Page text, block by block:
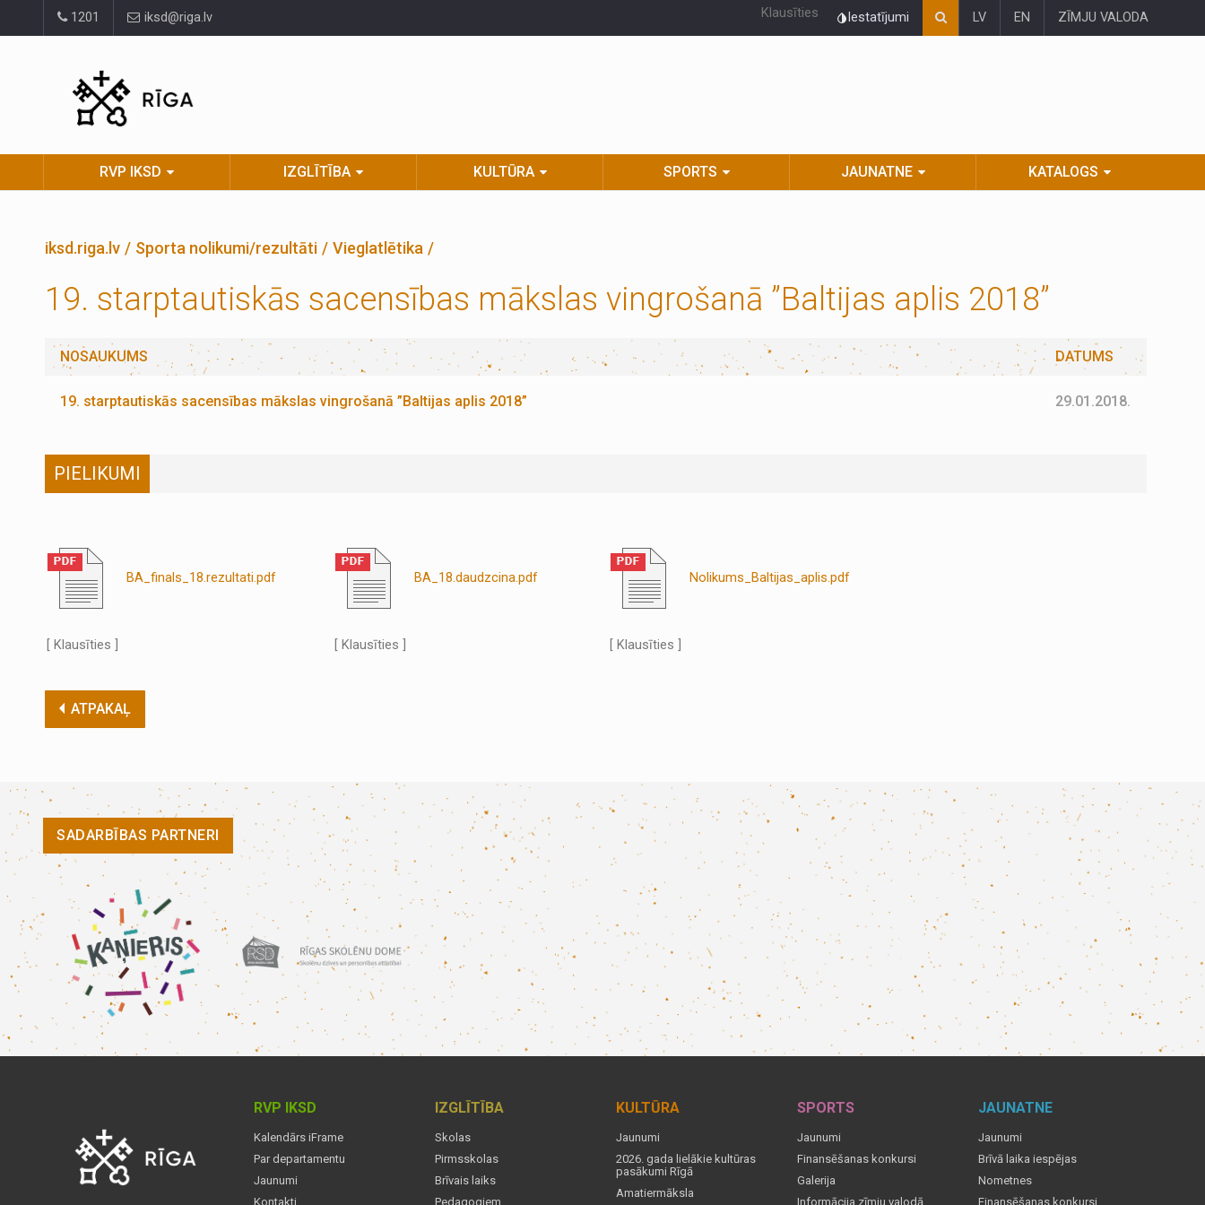
1201 iksd@riga.lv Klausīties Iestatījumi LV EN ZĪMJU VALODA
RVP IKSD IZGLĪTĪBA KULTŪRA SPORTS JAUNATNE KATALOGS
iksd.riga.lv Sporta nolikumi/rezultāti Vieglatlētika
19. starptautiskās sacensības mākslas vingrošanā ”Baltijas aplis 2018”
NOSAUKUMS DATUMS
19. starptautiskās sacensības mākslas vingrošanā ”Baltijas aplis 2018” 29.01.2018.
PIELIKUMI
BA_finals_18.rezultati.pdf
[ Klausīties ]
BA_18.daudzcina.pdf
[ Klausīties ]
Nolikums_Baltijas_aplis.pdf
[ Klausīties ]
ATPAKAĻ
SADARBĪBAS PARTNERI
RVP IKSD
Kalendārs iFrame
Par departamentu
Jaunumi
Kontakti
IZGLĪTĪBA
Skolas
Pirmsskolas
Brīvais laiks
Pedagogiem
KULTŪRA
Jaunumi
2026. gada lielākie kultūras
pasākumi Rīgā
Amatiermāksla
SPORTS
Jaunumi
Finansēšanas konkursi
Galerija
Informācija zīmju valodā
JAUNATNE
Jaunumi
Brīvā laika iespējas
Nometnes
Finansēšanas konkursi